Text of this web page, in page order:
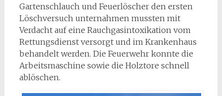
Gartenschlauch und Feuerlöscher den ersten
Löschversuch unternahmen mussten mit
Verdacht auf eine Rauchgasintoxikation vom
Rettungsdienst versorgt und im Krankenhaus
behandelt werden. Die Feuerwehr konnte die
Arbeitsmaschine sowie die Holztore schnell
ablöschen.